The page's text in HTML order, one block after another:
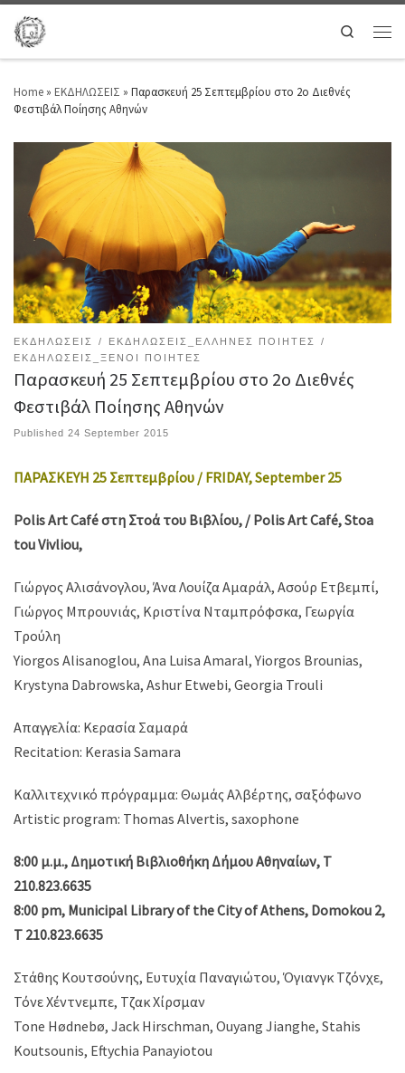
Search
Home » ΕΚΔΗΛΩΣΕΙΣ » Παρασκευή 25 Σεπτεμβρίου στο 2ο Διεθνές
Φεστιβάλ Ποίησης Αθηνών
ΕΚΔΗΛΩΣΕΙΣ
ΕΚΔΗΛΩΣΕΙΣ_ΕΛΛΗΝΕΣ ΠΟΙΗΤΕΣ
ΕΚΔΗΛΩΣΕΙΣ_ΞΕΝΟΙ ΠΟΙΗΤΕΣ
Παρασκευή 25 Σεπτεμβρίου στο 2ο Διεθνές
Φεστιβάλ Ποίησης Αθηνών
Published 24 September 2015
ΠΑΡΑΣΚΕΥΗ 25 Σεπτεμβρίου / FRIDAY, September 25
Ρolis Art Café στη Στοά του Βιβλίου, / Polis Art Café, Stoa
tou Vivliou,
Γιώργος Αλισάνογλου, Άνα Λουίζα Αμαράλ, Ασούρ Ετβεμπί,
Γιώργος Μπρουνιάς, Κριστίνα Νταμπρόφσκα, Γεωργία
Τρούλη
Yiorgos Alisanoglou, Ana Luisa Amaral, Yiorgos Brounias,
Krystyna Dabrowska, Ashur Etwebi, Georgia Trouli
Απαγγελία: Κερασία Σαμαρά
Recitation: Kerasia Samara
Καλλιτεχνικό πρόγραμμα: Θωμάς Αλβέρτης, σαξόφωνο
Artistic program: Thomas Alvertis, saxophone
8:00 μ.μ., Δημοτική Βιβλιοθήκη Δήμου Αθηναίων, T
210.823.6635
8:00 pm, Municipal Library of the City of Athens, Domokou 2,
T 210.823.6635
Στάθης Κουτσούνης, Ευτυχία Παναγιώτου, Όγιανγκ Τζόνχε,
Τόνε Χέντνεμπε, Τζακ Χίρσμαν
Tone Hødnebø, Jack Hirschman, Ouyang Jianghe, Stahis
Koutsounis, Eftychia Panayiotou